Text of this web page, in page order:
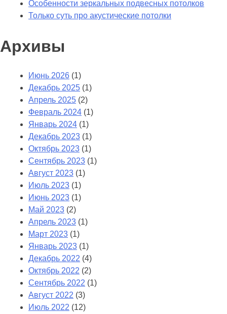
Особенности зеркальных подвесных потолков
Только суть про акустические потолки
Архивы
Июнь 2026 (1)
Декабрь 2025 (1)
Апрель 2025 (2)
Февраль 2024 (1)
Январь 2024 (1)
Декабрь 2023 (1)
Октябрь 2023 (1)
Сентябрь 2023 (1)
Август 2023 (1)
Июль 2023 (1)
Июнь 2023 (1)
Май 2023 (2)
Апрель 2023 (1)
Март 2023 (1)
Январь 2023 (1)
Декабрь 2022 (4)
Октябрь 2022 (2)
Сентябрь 2022 (1)
Август 2022 (3)
Июль 2022 (12)